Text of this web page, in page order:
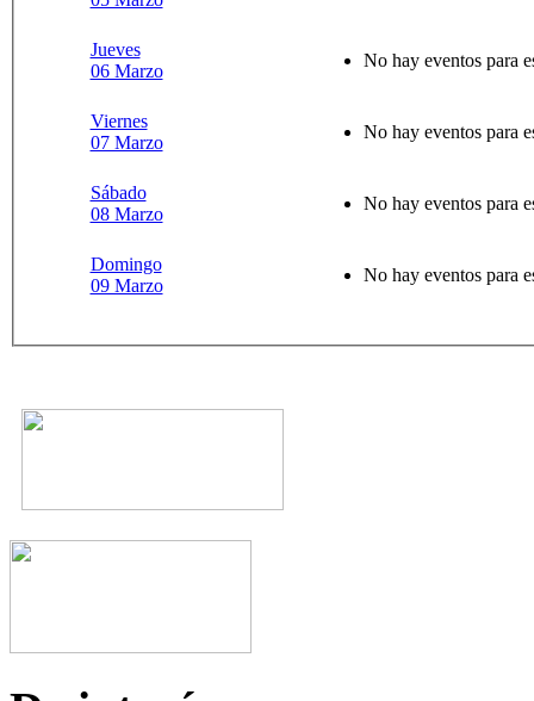
Jueves
06 Marzo
No hay eventos para
Viernes
07 Marzo
No hay eventos para
Sábado
08 Marzo
No hay eventos para
Domingo
09 Marzo
No hay eventos para